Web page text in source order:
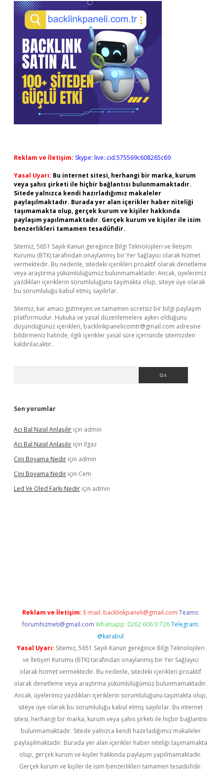
Reklam ve İletişim: Skype: live:.cid.575569c608265c69
Yasal Uyarı: Bu internet sitesi, herhangi bir marka, kurum
veya şahıs şirketi ile hiçbir bağlantısı bulunmamaktadır.
Sitede yalnızca kendi hazırladığımız makaleler
paylaşılmaktadır. Burada yer alan içerikler haber niteliği
taşımamakta olup, gerçek kurum ve kişiler hakkında
paylaşım yapılmamaktadır. Gerçek kurum ve kişiler ile isim
benzerlikleri tamamen tesadüfidir.
Sitemiz, 5651 Sayılı Kanun gereğince Bilgi Teknolojileri ve İletişim
Kurumu (BTK) tarafından onaylanmış bir Yer Sağlayıcı olarak hizmet
vermektedir. Bu nedenle, sitedeki içerikleri proaktif olarak denetleme
veya araştırma yükümlülüğümüz bulunmamaktadır. Ancak, üyelerimiz
yazdıkları içeriklerin sorumluluğunu taşımakta olup, siteye üye olarak
bu sorumluluğu kabul etmiş sayılırlar.
Sitemiz, kar amacı gütmeyen ve tamamen ücretsiz bir bilgi paylaşım
platformudur. Hukuka ve yasal düzenlemelere aykırı olduğunu
düşündüğünüz içerikleri, backlinkpanelicomtr@gmail.com adresine
bildirmeniz halinde, ilgili içerikler yasal süre içerisinde sitemizden
kaldırılacaktır.
Son yorumlar
Acı Bal Nasıl Anlaşılır için admin
Acı Bal Nasıl Anlaşılır için Ilgaz
Çini Boyama Nedir için admin
Çini Boyama Nedir için Cem
Led Ve Oled Farkı Nedir için admin
Reklam ve İletişim: E-mail: backlinkpaneli@gmail.com Teams:
forumhizmeti@gmail.com Whatsapp: 0262 606 0 726 Telegram:
@karabul
Yasal Uyarı: Sitemiz, 5651 Sayılı Kanun gereğince Bilgi Teknolojileri
ve İletişim Kurumu (BTK) tarafından onaylanmış bir Yer Sağlayıcı
olarak hizmet vermektedir. Bu nedenle, sitedeki içerikleri proaktif
olarak denetleme veya araştırma yükümlülüğümüz bulunmamaktadır.
Ancak, üyelerimiz yazdıkları içeriklerin sorumluluğunu taşımakta olup,
siteye üye olarak bu sorumluluğu kabul etmiş sayılırlar. Bu internet
sitesi, herhangi bir marka, kurum veya şahıs şirketi ile hiçbir bağlantısı
bulunmamaktadır. Sitede yalnızca kendi hazırladığımız makaleler
paylaşılmaktadır. Burada yer alan içerikler haber niteliği taşımamakta
olup, gerçek kurum ve kişiler hakkında paylaşım yapılmamaktadır.
Gerçek kurum ve kişiler ile isim benzerlikleri tamamen tesadüfidir.